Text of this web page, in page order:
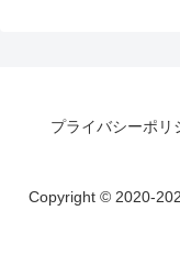
プライバシーポリ
Copyright © 2020-